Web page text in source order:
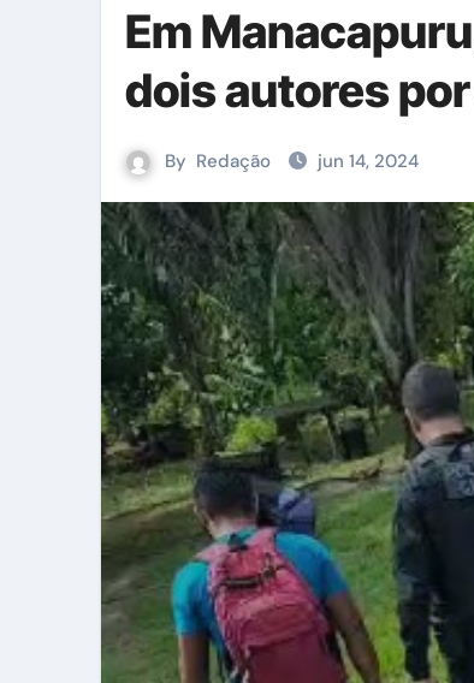
Em
dois autores
By Redação jun 14, 2024